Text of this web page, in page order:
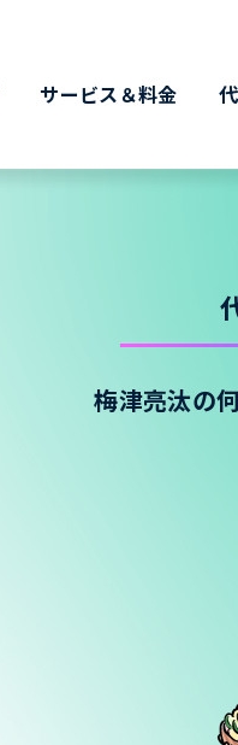
サービス＆料金
梅津亮汰の